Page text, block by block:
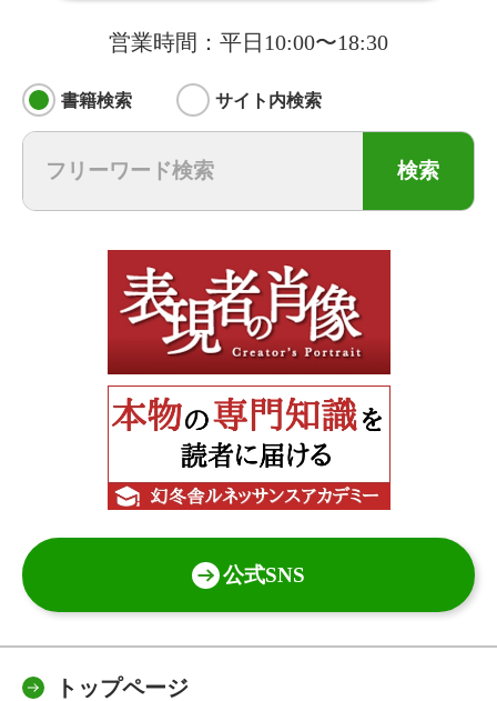
営業時間：平日10:00〜18:30
書籍検索 サイト内検索
検索
公式SNS
トップページ